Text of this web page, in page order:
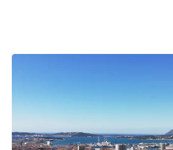
Navigation
l’article